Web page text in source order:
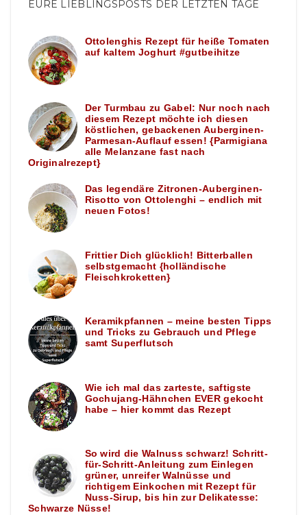
EURE LIEBLINGSPOSTS DER LETZTEN TAGE
Ottolenghis Rezept für heiße Tomaten
auf kaltem Joghurt #gutbeihitze
Der Turmbau zu Gabel: Nur noch nach
diesem Rezept möchte ich diesen
köstlichen, gebackenen Auberginen-
Parmesan-Auflauf essen! {Parmigiana
alle Melanzane fast nach
Originalrezept}
Das legendäre Zitronen-Auberginen-
Risotto von Ottolenghi – endlich mit
neuen Fotos!
Frittier Dich glücklich! Bitterballen
selbstgemacht {holländische
Fleischkroketten}
Keramikpfannen – meine besten Tipps
und Tricks zu Gebrauch und Pflege
samt Superflutsch
Wie ich mal das zarteste, saftigste
Gochujang-Hähnchen EVER gekocht
habe – hier kommt das Rezept
So wird die Walnuss schwarz! Schritt-
für-Schritt-Anleitung zum Einlegen
grüner, unreifer Walnüsse und
richtigem Einkochen mit Rezept für
Nuss-Sirup, bis hin zur Delikatesse:
Schwarze Nüsse!